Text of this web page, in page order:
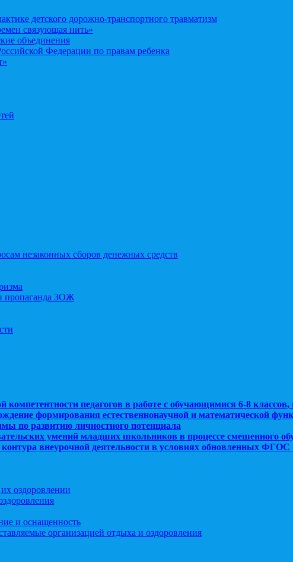
детского дорожно-транспортного травматизм
связующая нить»
объединения
Федерации по правам ребенка
незаконных сборов денежных средств
пропаганда ЗОЖ
компетентности педагогов в работе с обучающимися 6-8
формирования естественнонаучной и математической
по развитию личностного потенциала
умений младших школьников в процессе смешенного
контура внеурочной деятельности в условиях обновленных
оздоровлении
и оснащенность
организацией отдыха и оздоровления